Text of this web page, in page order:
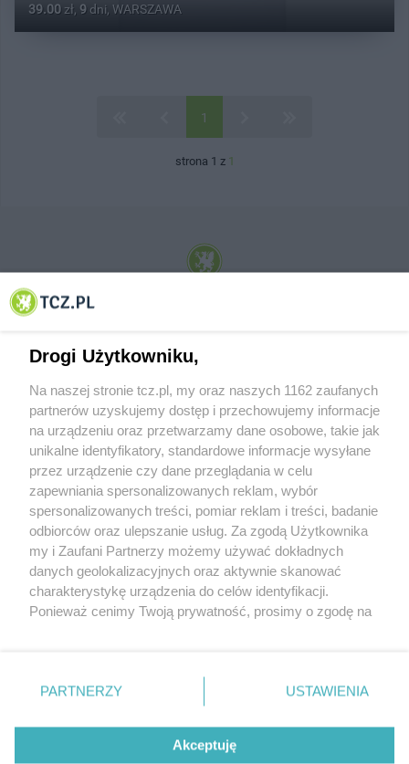
39.00 zł, 9 dni, WARSZAWA
1
strona 1 z 1
© 2001-2026 Tczew - TCZ.PL Sp. z o.o. Internetowy Serwis Informacyjny Miasta
O FIRMIE POLITYKA PRYWATNOŚCI HOSTING
REKLAMA WSPÓŁPRACA RSS FACEBOOK KONTAKT
Nasze serwisy
Aktualności
Tcz24
Historia miasta
Muzyka i kultura
Archiwum wydarzeń
Zdjęcia miasta
Drogi Użytkowniku,
Na naszej stronie tcz.pl, my oraz naszych 1162 zaufanych
partnerów uzyskujemy dostęp i przechowujemy informacje
na urządzeniu oraz przetwarzamy dane osobowe, takie jak
unikalne identyfikatory, standardowe informacje wysyłane
przez urządzenie czy dane przeglądania w celu
zapewniania spersonalizowanych reklam, wybór
spersonalizowanych treści, pomiar reklam i treści, badanie
odbiorców oraz ulepszanie usług. Za zgodą Użytkownika
my i Zaufani Partnerzy możemy używać dokładnych
danych geolokalizacyjnych oraz aktywnie skanować
charakterystykę urządzenia do celów identyfikacji.
Ponieważ cenimy Twoją prywatność, prosimy o zgodę na
znajdujący się w lewym dolnym rogu strony
. Niektóre
przetwarzaniu. Preferencje będą miały zastosowania tylko
PARTNERZY USTAWIENIA
Akceptuję